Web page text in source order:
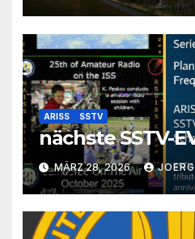
ARISS SSTV
nächste SSTV-
MÄRZ 28, 2026